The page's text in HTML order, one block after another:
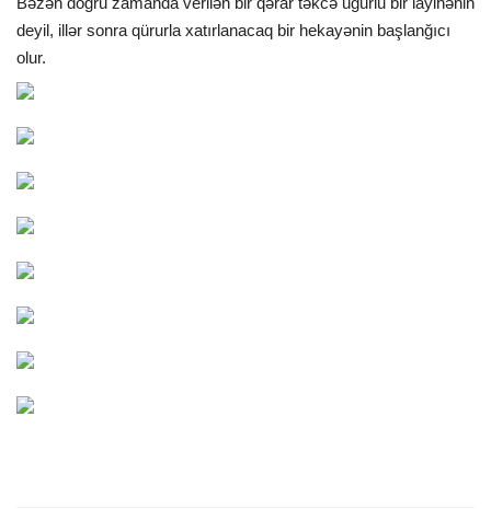
deyil, illər sonra qürurla xatırlanacaq bir hekayənin başlanğıcı
olur.